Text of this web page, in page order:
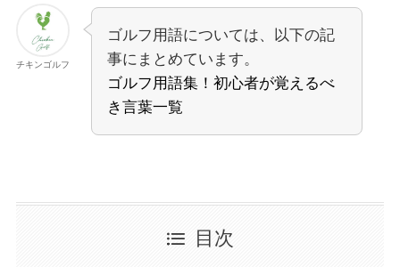
チキンゴルフ
ゴルフ用語については、以下の記
事にまとめています。
ゴルフ用語集！初心者が覚えるべ
き言葉一覧
目次